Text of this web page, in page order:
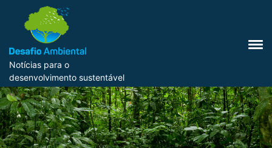
Notícias para o
desenvolvimento sustentável